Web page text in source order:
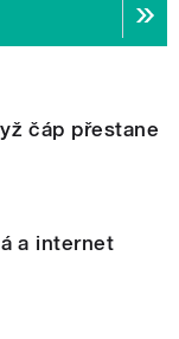
čáp přestane
a internet